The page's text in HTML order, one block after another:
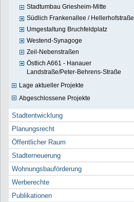
Stadtumbau Griesheim-Mitte
Südlich Frankenallee / Hellerhofstraße
Umgestaltung Bruchfeldplatz
Westend-Synagoge
Zeil-Nebenstraßen
Östlich A661 - Hanauer
Landstraße/Peter-Behrens-Straße
Lage aktueller Projekte
Abgeschlossene Projekte
Stadtentwicklung
Planungsrecht
Öffentlicher Raum
Stadterneuerung
Wohnungsbauförderung
Werberechte
Publikationen